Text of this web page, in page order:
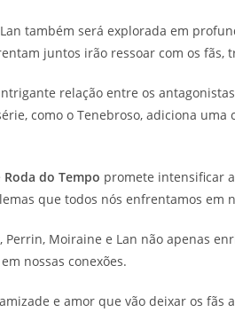
também será explorada em
juntos irão ressoar com os fãs,
relação entre os
como o Tenebroso, adiciona
Roda do Tempo promete intensificar
que todos nós enfrentamos em
Perrin, Moiraine e Lan não apenas
nossas conexões.
e amor que vão deixar os fãs